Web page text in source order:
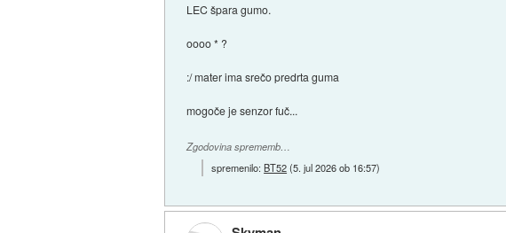
LEC špara gumo.
oooo * ?
:/ mater ima srečo predrta guma
mogoče je senzor fuč...
Zgodovina sprememb…
spremenilo:BT52(5. jul 2026 ob 16:57)